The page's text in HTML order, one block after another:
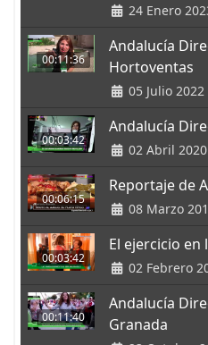
24 Enero
00:11:36
Andalucía
Hortoventas
05 Julio 2022
00:03:42
Andalucía
02 Abril 2020
00:06:15
Reportaje de
08 Marzo
00:03:42
El ejercicio en
02 Febrero
00:11:40
Andalucía
Granada